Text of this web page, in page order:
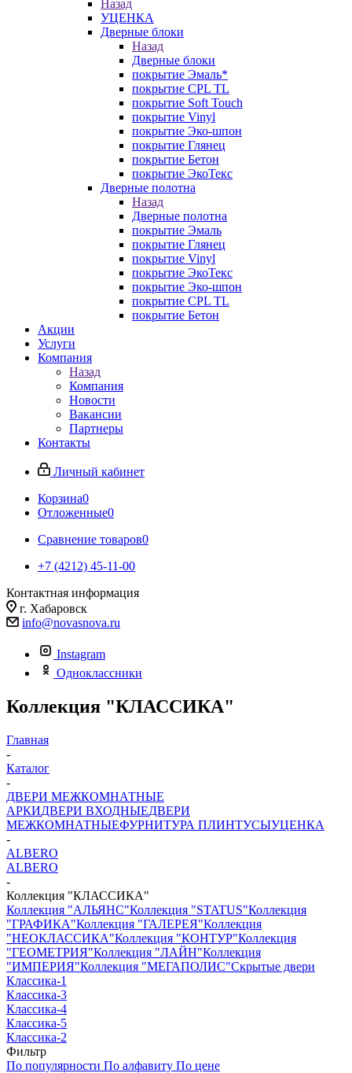
Назад
УЦЕНКА
Дверные блоки
Назад
Дверные блоки
покрытие Эмаль*
покрытие CPL TL
покрытие Soft Touch
покрытие Vinyl
покрытие Эко-шпон
покрытие Глянец
покрытие Бетон
покрытие ЭкоТекс
Дверные полотна
Назад
Дверные полотна
покрытие Эмаль
покрытие Глянец
покрытие Vinyl
покрытие ЭкоТекс
покрытие Эко-шпон
покрытие CPL TL
покрытие Бетон
Акции
Услуги
Компания
Назад
Компания
Новости
Вакансии
Партнеры
Контакты
Личный кабинет
Корзина0
Отложенные0
Сравнение товаров0
+7 (4212) 45-11-00
Контактная информация
г. Хабаровск
info@novasnova.ru
Instagram
Одноклассники
Коллекция "КЛАССИКА"
Главная
-
Каталог
-
ДВЕРИ МЕЖКОМНАТНЫЕ
АРКИДВЕРИ ВХОДНЫЕДВЕРИ
МЕЖКОМНАТНЫЕФУРНИТУРА ПЛИНТУСЫУЦЕНКА
-
ALBERO
ALBERO
-
Коллекция "КЛАССИКА"
Коллекция "АЛЬЯНС"Коллекция "STATUS"Коллекция
"ГРАФИКА"Коллекция "ГАЛЕРЕЯ"Коллекция
"НЕОКЛАССИКА"Коллекция "КОНТУР"Коллекция
"ГЕОМЕТРИЯ"Коллекция "ЛАЙН"Коллекция
"ИМПЕРИЯ"Коллекция "МЕГАПОЛИС"Скрытые двери
Классика-1
Классика-3
Классика-4
Классика-5
Классика-2
Фильтр
По популярности По алфавиту По цене